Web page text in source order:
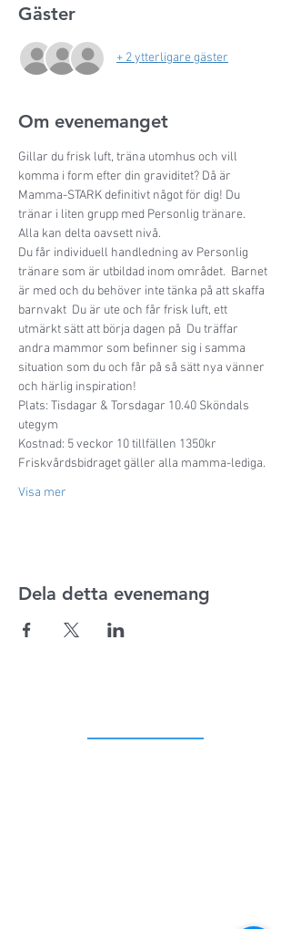
Gäster
+ 2 ytterligare gäster
Om evenemanget
Gillar du frisk luft, träna utomhus och vill
komma i form efter din graviditet? Då är
Mamma-STARK definitivt något för dig! Du
tränar i liten grupp med Personlig tränare.
Alla kan delta oavsett nivå.
Du får individuell handledning av Personlig
tränare som är utbildad inom området.  Barnet
är med och du behöver inte tänka på att skaffa
barnvakt  Du är ute och får frisk luft, ett
utmärkt sätt att börja dagen på  Du träffar
andra mammor som befinner sig i samma
situation som du och får på så sätt nya vänner
och härlig inspiration!
Plats: Tisdagar & Torsdagar 10.40 Sköndals
utegym
Kostnad: 5 veckor 10 tillfällen 1350kr
Friskvårdsbidraget gäller alla mamma-lediga.
Visa mer
Dela detta evenemang